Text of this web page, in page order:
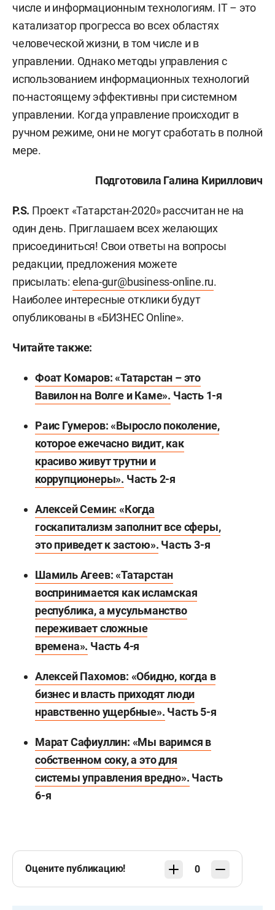
числе и информационным технологиям. IT – это
катализатор прогресса во всех областях
человеческой жизни, в том числе и в
управлении. Однако методы управления с
использованием информационных технологий
по-настоящему эффективны при системном
управлении. Когда управление происходит в
ручном режиме, они не могут сработать в полной
мере.
Подготовила Галина Кириллович
P.S. Проект «Татарстан-2020» рассчитан не на
один день. Приглашаем всех желающих
присоединиться! Свои ответы на вопросы
редакции, предложения можете
присылать: elena-gur@business-online.ru.
Наиболее интересные отклики будут
опубликованы в «БИЗНЕС Online».
Читайте также:
Фоат Комаров: «Татарстан – это
Вавилон на Волге и Каме». Часть 1-я
Раис Гумеров: «Выросло поколение,
которое ежечасно видит, как
красиво живут трутни и
коррупционеры». Часть 2-я
Алексей Семин: «Когда
госкапитализм заполнит все сферы,
это приведет к застою». Часть 3-я
Шамиль Агеев: «Татарстан
воспринимается как исламская
республика, а мусульманство
переживает сложные
времена». Часть 4-я
Алексей Пахомов: «Обидно, когда в
бизнес и власть приходят люди
нравственно ущербные». Часть 5-я
Марат Сафиуллин: «Мы варимся в
собственном соку, а это для
системы управления вредно». Часть
6-я
Оцените публикацию! 0